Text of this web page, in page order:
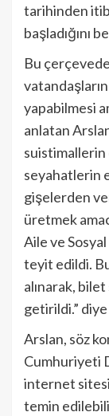
tarihinden
başladığını
Bu
yapabilmesi
anlatan
seyahatlerin
gişelerden
üretmek
Aile ve
teyit edildi.
alınarak, bilet
getirildi.”
Arslan, söz
Cumhuriyeti
internet
temin